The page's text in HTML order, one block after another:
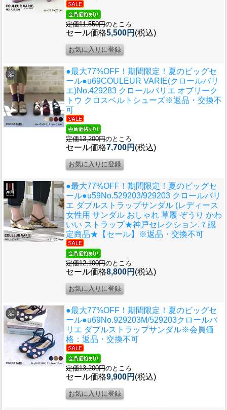
定価11,550円のところ
セール価格5,500円 (税込)
●最大77%OFF！期間限定！夏のビッグセ
ール●u69COULEUR VARIE(クロールバリ
エ)No.429283 クロールバリエ オブリーク
トウ クロスベルトシューズ※返品・交換不
可
定価13,200円のところ
セール価格7,700円 (税込)
●最大77%OFF！期間限定！夏のビッグセ
ール●u59No.529203/929203 クロールバリ
エ ダブルストラップサンダル (レディース
女性用 サンダル おしゃれ 草履 ぞうり かわ
いい ストラップ★神戸セレクション.７認
定商品★【セール】※返品・交換不可
定価12,100円のところ
セール価格8,800円 (税込)
●最大77%OFF！期間限定！夏のビッグセ
ール●u69No.929203M/529203クロールバ
リエ ダブルストラップサンダル※会員価
格：返品・交換不可
定価13,200円のところ
セール価格9,900円 (税込)